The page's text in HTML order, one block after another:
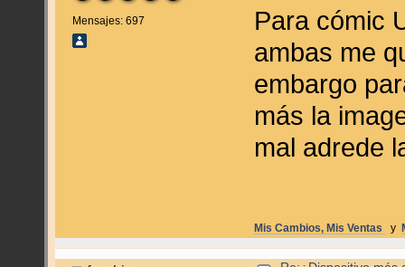
Mensajes: 697
Para cómic
ambas me
embargo
más la
mal adrede
Mis Cambios, Mis Ventas y